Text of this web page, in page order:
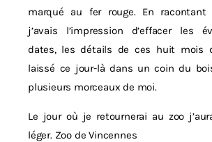
marqué au fer rouge. En racontant
j’avais l’impression d’effacer les
dates, les détails de ces huit mois
laissé ce jour-là dans un coin du
plusieurs morceaux de moi.
Le jour où je retournerai au zoo
léger. Zoo de Vincennes